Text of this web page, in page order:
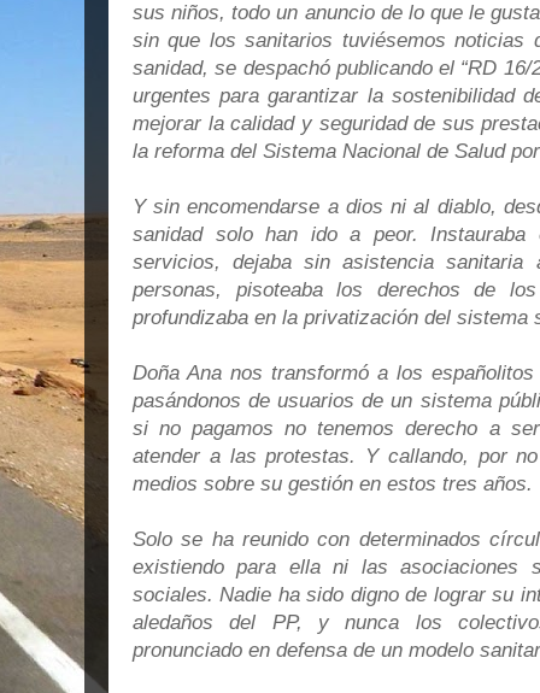
sus niños, todo un anuncio de lo que le
sin que los sanitarios tuviésemos noticias
sanidad, se despachó publicando el “RD
urgentes para garantizar la sostenibilidad
mejorar la calidad y seguridad de sus
la reforma del Sistema Nacional de Salud
Y sin encomendarse a dios ni al diablo,
sanidad solo han ido a peor.
servicios, dejaba sin asistencia
personas, pisoteaba los derechos de
profundizaba en la privatización del sistema
Doña Ana nos transformó a los
pasándonos de usuarios de un sistema
si no pagamos no tenemos derecho a
atender a las protestas. Y callando, por
medios sobre su gestión en estos tres años.
Solo se ha reunido con determinados
existiendo para ella ni las asociaciones
sociales. Nadie ha sido digno de lograr su
aledaños del PP, y nunca los
pronunciado en defensa de un modelo